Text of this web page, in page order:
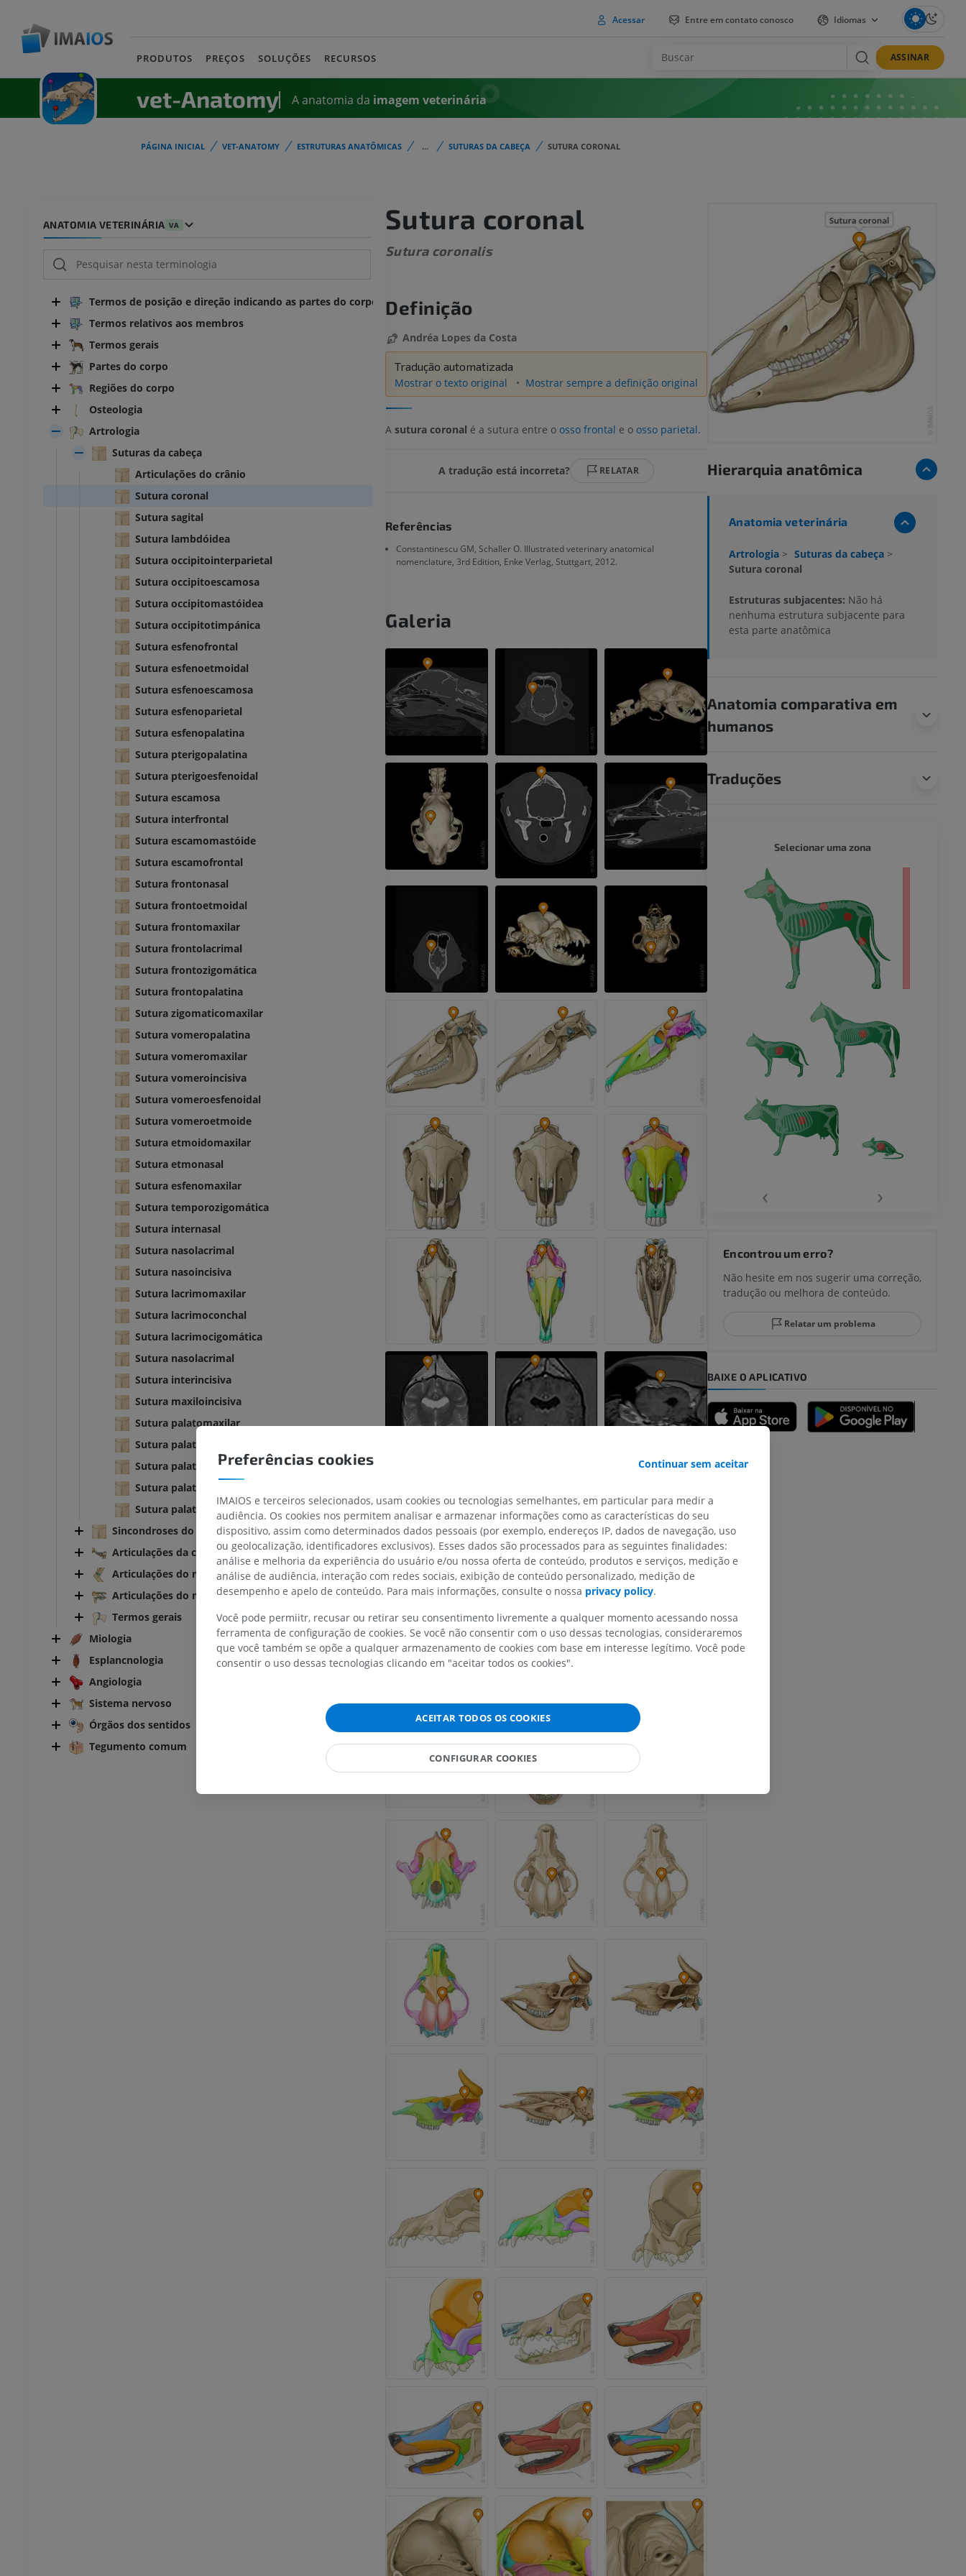
Acessar Entre em contato conosco Idiomas
PRODUTOS PREÇOS SOLUÇÕES RECURSOS ASSINAR
vet-Anatomy A anatomia da imagem veterinária
PÁGINA INICIAL VET-ANATOMY ESTRUTURAS ANATÔMICAS ... SUTURAS DA CABEÇA SUTURA CORONAL
ANATOMIA VETERINÁRIA VA
Termos de posição e direção indicando as partes do corpo
Termos relativos aos membros
Termos gerais
Partes do corpo
Regiões do corpo
Osteologia
Artrologia
Suturas da cabeça
Articulações do crânio
Sutura coronal
Sutura sagital
Sutura lambdóidea
Sutura occipitointerparietal
Sutura occipitoescamosa
Sutura occipitomastóidea
Sutura occipitotimpánica
Sutura esfenofrontal
Sutura esfenoetmoidal
Sutura esfenoescamosa
Sutura esfenoparietal
Sutura esfenopalatina
Sutura pterigopalatina
Sutura pterigoesfenoidal
Sutura escamosa
Sutura interfrontal
Sutura escamomastóide
Sutura escamofrontal
Sutura frontonasal
Sutura frontoetmoidal
Sutura frontomaxilar
Sutura frontolacrimal
Sutura frontozigomática
Sutura frontopalatina
Sutura zigomaticomaxilar
Sutura vomeropalatina
Sutura vomeromaxilar
Sutura vomeroincisiva
Sutura vomeroesfenoidal
Sutura vomeroetmoide
Sutura etmoidomaxilar
Sutura etmonasal
Sutura esfenomaxilar
Sutura temporozigomática
Sutura internasal
Sutura nasolacrimal
Sutura nasoincisiva
Sutura lacrimomaxilar
Sutura lacrimoconchal
Sutura lacrimocigomática
Sutura nasolacrimal
Sutura interincisiva
Sutura maxiloincisiva
Sutura palatomaxilar
Sutura palatolacrimal
Sutura palatoetmoidal
Sutura palatina mediana
Sutura palatina transversa
Sincondroses do crânio
Articulações da coluna vertebral, tórax e crânio
Articulações do membro torácico
Articulações do membro pélvico
Termos gerais
Miologia
Esplancnologia
Angiologia
Sistema nervoso
Órgãos dos sentidos
Tegumento comum
Sutura coronal
Sutura coronalis
Definição
Andréa Lopes da Costa
Tradução automatizada
Mostrar o texto original
Mostrar sempre a definição original
A sutura coronal é a sutura entre o osso frontal e o osso parietal.
A tradução está incorreta? RELATAR
Referências
Constantinescu GM, Schaller O. Illustrated veterinary anatomical
nomenclature, 3rd Edition, Enke Verlag, Stuttgart, 2012.
Galeria
Hierarquia anatômica
Anatomia veterinária
Artrologia > Suturas da cabeça >
Sutura coronal
Estruturas subjacentes: Não há
nenhuma estrutura subjacente para
esta parte anatômica
Anatomia comparativa em
humanos
Traduções
BOVINO
Bovino - Anatomia geral
GRÁTIS
Bovino - Osteologia
PREMIUM
Cavalo - Osteologia
Radiografias
PREMIUM
Cavalo – Miologia
Ilustrações
Cavalo - Dedo
PREMIUM
Horse - Finger and Hoof
Ilustrações
Cavalo - Cabeça
Cavalo - Dentes
Ilustrações
CAMUNDONGO
Camundongo - Corpo inteiro
Selecionar uma zona
‹ ›
Encontrou um erro?
Não hesite em nos sugerir uma correção,
tradução ou melhora de conteúdo.
Relatar um problema
BAIXE O APLICATIVO
Preferências cookies Continuar sem aceitar
IMAIOS e terceiros selecionados, usam cookies ou tecnologias semelhantes, em particular para medir a
audiência. Os cookies nos permitem analisar e armazenar informações como as características do seu
dispositivo, assim como determinados dados pessoais (por exemplo, endereços IP, dados de navegação, uso
ou geolocalização, identificadores exclusivos). Esses dados são processados para as seguintes finalidades:
análise e melhoria da experiência do usuário e/ou nossa oferta de conteúdo, produtos e serviços, medição e
análise de audiência, interação com redes sociais, exibição de conteúdo personalizado, medição de
desempenho e apelo de conteúdo. Para mais informações, consulte o nossa privacy policy.
Você pode permiitr, recusar ou retirar seu consentimento livremente a qualquer momento acessando nossa
ferramenta de configuração de cookies. Se você não consentir com o uso dessas tecnologias, consideraremos
que você também se opõe a qualquer armazenamento de cookies com base em interesse legítimo. Você pode
consentir o uso dessas tecnologias clicando em "aceitar todos os cookies".
ACEITAR TODOS OS COOKIES
CONFIGURAR COOKIES